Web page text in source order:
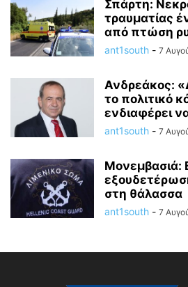
Σπάρτη:
τραυματίας
από πτώση
ant1south - 7
Ανδρεάκος:
το πολιτικό
ενδιαφέρει
ant1south - 7
Μονεμβασιά:
στη θάλασσα
ant1south - 7